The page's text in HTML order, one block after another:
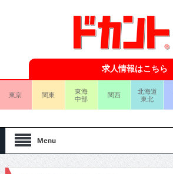
求人情報はこちら
東京 関東
東海
中部
関西
北海道
東北
Menu